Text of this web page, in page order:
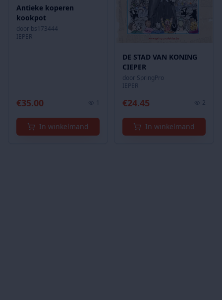
Antieke koperen
kookpot
door bs173444
IEPER
€35.00 1
In winkelmand
DE STAD VAN KONING
CIEPER
door SpringPro
IEPER
€24.45 2
In winkelmand